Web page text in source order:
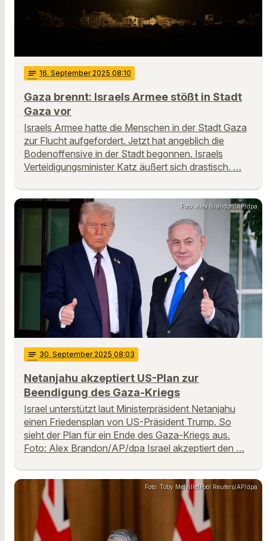
notes 16. September 2025 08:10
Gaza brennt: Israels Armee stößt in Stadt
Gaza vor
Israels Armee hatte die Menschen in der Stadt Gaza
zur Flucht aufgefordert. Jetzt hat angeblich die
Bodenoffensive in der Stadt begonnen. Israels
Verteidigungsminister Katz äußert sich drastisch. …
Foto: Alex Brandon/AP/dpa
notes 30. September 2025 08:03
Netanjahu akzeptiert US-Plan zur
Beendigung des Gaza-Kriegs
Israel unterstützt laut Ministerpräsident Netanjahu
einen Friedensplan von US-Präsident Trump. So
sieht der Plan für ein Ende des Gaza-Kriegs aus.
Foto: Alex Brandon/AP/dpa Israel akzeptiert den …
Foto: Toby Melville/Pool Reuters/AP/dpa